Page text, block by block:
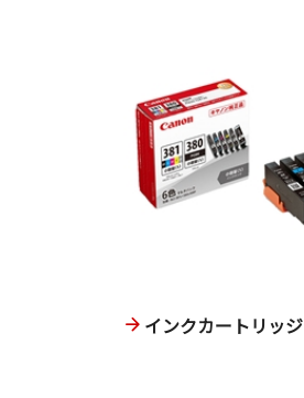
インクカートリッジ